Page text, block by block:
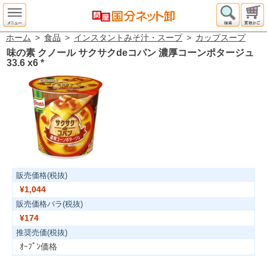
ホーム > 食品 > インスタントみそ汁・スープ > カップスープ
味の素 クノール サクサクdeコパン 濃厚コーンポタージュ
33.6 x6 *
販売価格(税抜)
¥1,044
販売価格バラ(税抜)
¥174
推奨売価(税抜)
ｵｰﾌﾟﾝ価格